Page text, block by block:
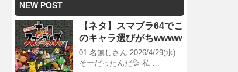
NEW POST
【ネタ】スマブラ64でこ
のキャラ選びがちwwww
01 名無しさん 2026/4/29(水)
そーだったんだ💦 私 …